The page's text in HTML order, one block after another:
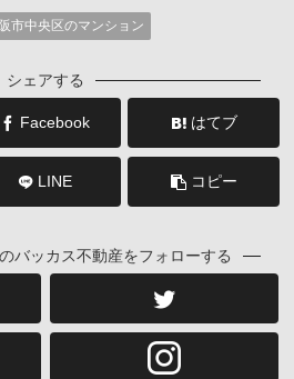
市中央区のマンション
シェアする
Facebook はてブ
LINE コピー
バッカス不動産をフォローする